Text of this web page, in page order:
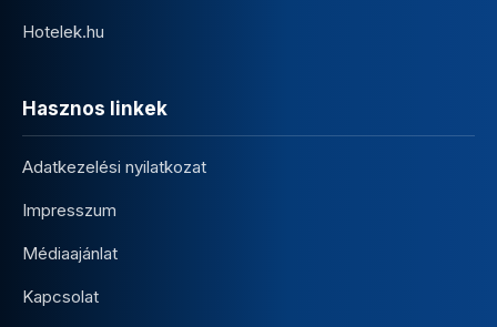
Hotelek.hu
Hasznos linkek
Adatkezelési nyilatkozat
Impresszum
Médiaajánlat
Kapcsolat